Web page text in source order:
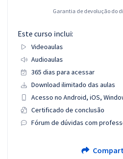
Garantia de devolução do
Este curso inclui:
Videoaulas
Audioaulas
365 dias para acessar
Download ilimitado das aulas
Acesso no Android, iOS,
Certificado de conclusão
Fórum de dúvidas com